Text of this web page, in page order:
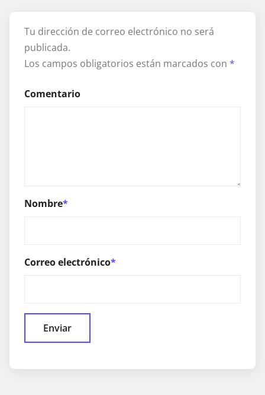
Tu dirección de correo electrónico no será
publicada.
Los campos obligatorios están marcados con *
Comentario
Nombre*
Correo electrónico*